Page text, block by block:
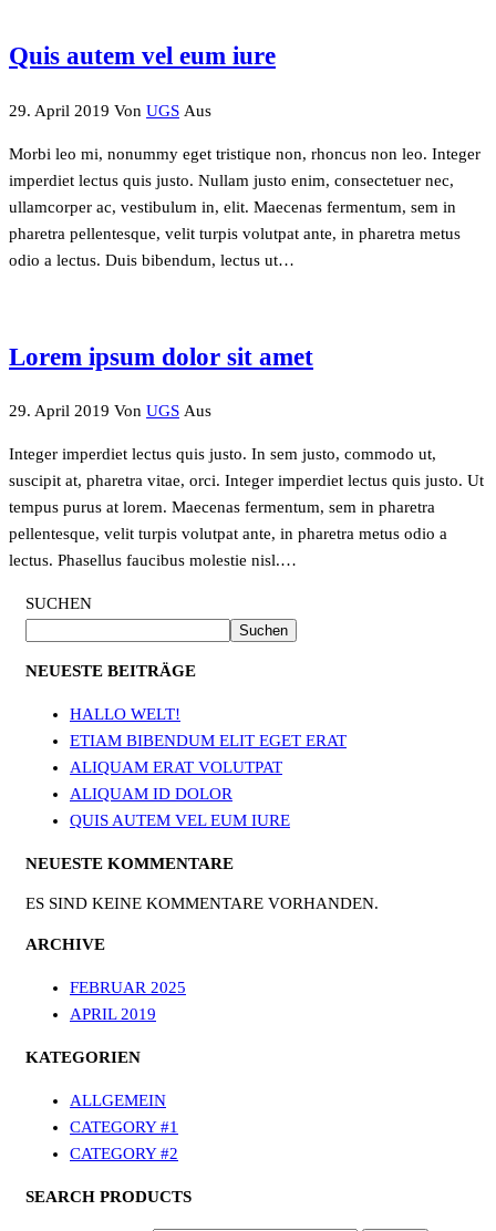
Quis autem vel eum iure
29. April 2019 Von UGS Aus
Morbi leo mi, nonummy eget tristique non, rhoncus non leo. Integer
imperdiet lectus quis justo. Nullam justo enim, consectetuer nec,
ullamcorper ac, vestibulum in, elit. Maecenas fermentum, sem in
pharetra pellentesque, velit turpis volutpat ante, in pharetra metus
odio a lectus. Duis bibendum, lectus ut…
Lorem ipsum dolor sit amet
29. April 2019 Von UGS Aus
Integer imperdiet lectus quis justo. In sem justo, commodo ut,
suscipit at, pharetra vitae, orci. Integer imperdiet lectus quis justo. Ut
tempus purus at lorem. Maecenas fermentum, sem in pharetra
pellentesque, velit turpis volutpat ante, in pharetra metus odio a
lectus. Phasellus faucibus molestie nisl.…
SUCHEN
Suchen
NEUESTE BEITRÄGE
HALLO WELT!
ETIAM BIBENDUM ELIT EGET ERAT
ALIQUAM ERAT VOLUTPAT
ALIQUAM ID DOLOR
QUIS AUTEM VEL EUM IURE
NEUESTE KOMMENTARE
ES SIND KEINE KOMMENTARE VORHANDEN.
ARCHIVE
FEBRUAR 2025
APRIL 2019
KATEGORIEN
ALLGEMEIN
CATEGORY #1
CATEGORY #2
SEARCH PRODUCTS